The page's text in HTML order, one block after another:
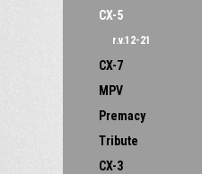
CX-5
r.v.12-21
CX-7
MPV
Premacy
Tribute
CX-3